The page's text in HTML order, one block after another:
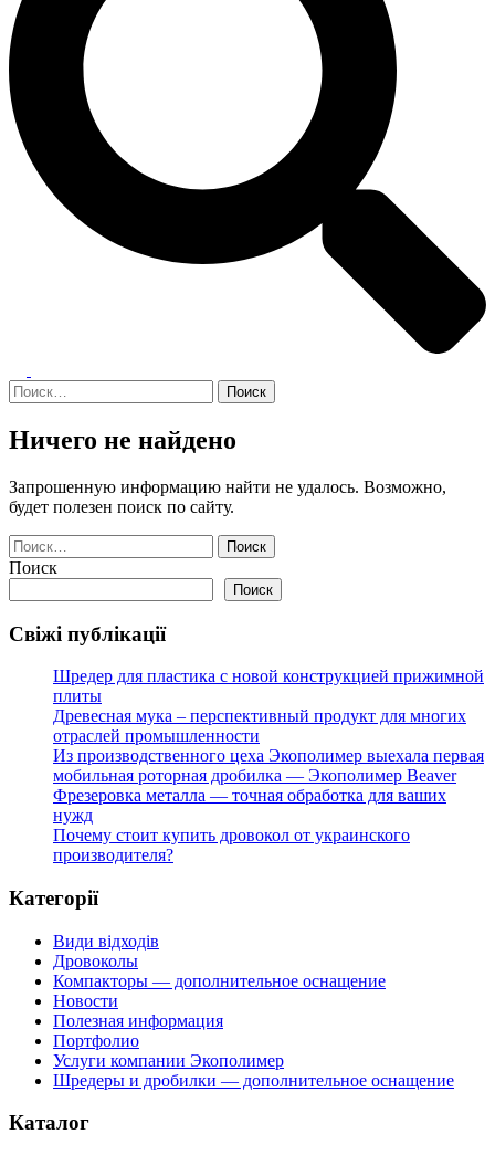
меню
Найти:
Ничего не найдено
Запрошенную информацию найти не удалось. Возможно,
будет полезен поиск по сайту.
Найти:
Поиск
Поиск
Свіжі публікації
Шредер для пластика с новой конструкцией прижимной
плиты
Древесная мука – перспективный продукт для многих
отраслей промышленности
Из производственного цеха Экополимер выехала первая
мобильная роторная дробилка — Экополимер Beaver
Фрезеровка металла — точная обработка для ваших
нужд
Почему стоит купить дровокол от украинского
производителя?
Категорії
Види відходів
Дровоколы
Компакторы — дополнительное оснащение
Новости
Полезная информация
Портфолио
Услуги компании Экополимер
Шредеры и дробилки — дополнительное оснащение
Каталог